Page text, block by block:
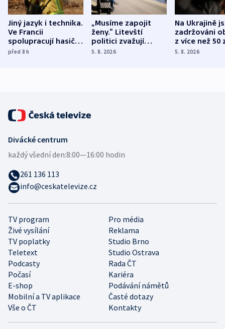
Jiný jazyk i technika.
Ve Francii
spolupracují hasiči z
různých zemí
před 8h
„Musíme zapojit
ženy.“ Litevští
politici zvažují
dohodu o
5. 8. 2026
Na Ukrajině
zadržováni
z více než 50
Bojovali na
5. 8. 2026
TV program
Pro média
Živé vysílání
Reklama
TV poplatky
Studio Brno
Teletext
Studio Ostrava
Podcasty
Rada ČT
Počasí
Kariéra
E-shop
Podávání námětů
Mobilní a TV aplikace
Časté dotazy
Vše o ČT
Kontakty
Divácké centrum
každý všední den:8:00—16:00 hodin
261 136 113
info@ceskatelevize.cz